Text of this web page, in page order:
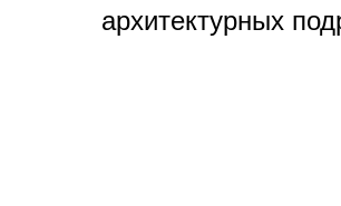
архитектурных